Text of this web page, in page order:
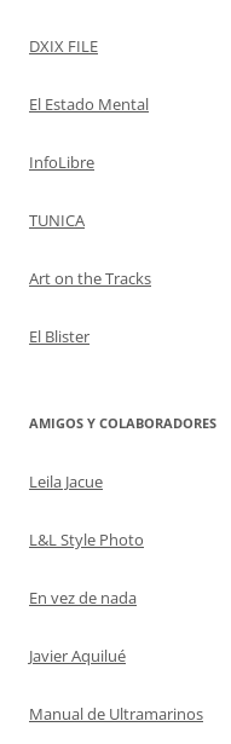
DXIX FILE
El Estado Mental
InfoLibre
TUNICA
Art on the Tracks
El Blister
AMIGOS Y COLABORADORES
Leila Jacue
L&L Style Photo
En vez de nada
Javier Aquilué
Manual de Ultramarinos